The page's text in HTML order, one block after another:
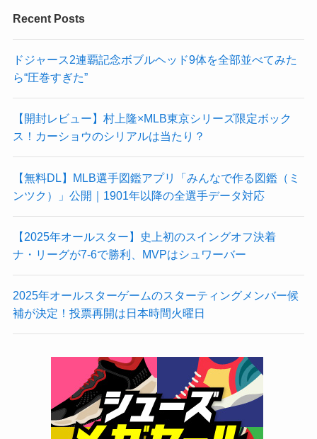
Recent Posts
ドジャース2連覇記念ボブルヘッド9体を全部並べてみた
ら“圧巻すぎた”
【開封レビュー】村上隆×MLB東京シリーズ限定ボック
ス！カーショウのシリアルは当たり？
【無料DL】MLB選手図鑑アプリ「みんなで作る図鑑（ミ
ンツク）」公開｜1901年以降の全選手データ対応
【2025年オールスター】史上初のスイングオフ決着
ナ・リーグが7-6で勝利、MVPはシュワーバー
2025年オールスターゲームのスターティングメンバー候
補が決定！投票再開は日本時間火曜日